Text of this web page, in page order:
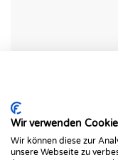
Eine genaue
Wir verwenden
Wir können diese zur
unsere Webseite zu